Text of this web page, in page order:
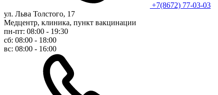
+7(8672) 77-03-03
ул. Льва Толстого, 17
Медцентр, клиника, пункт вакцинации
пн-пт: 08:00 - 19:30
сб: 08:00 - 18:00
вс: 08:00 - 16:00